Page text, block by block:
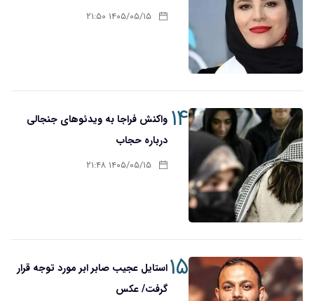
۱۴۰۵/۰۵/۱۵ ۲۱:۵۰
۱۴ واکنش فراجا به ویدئوهای جنجالی
درباره حجاب
۱۴۰۵/۰۵/۱۵ ۲۱:۴۸
۱۵استایل عجیب صابر ابر مورد توجه قرار
گرفت/ عکس